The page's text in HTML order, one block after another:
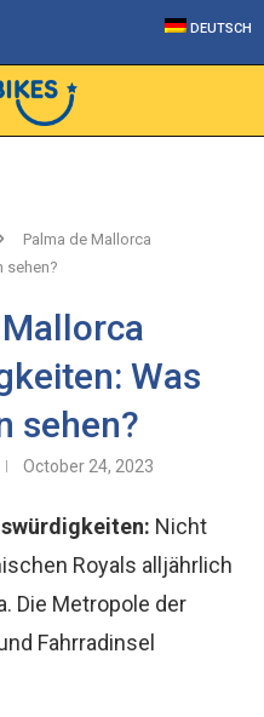
DEUTSCH
Palma de Mallorca
sehen?
Was
sehen?
October 24, 2023
Nicht
Royals alljährlich
Die Metropole der
Fahrradinsel